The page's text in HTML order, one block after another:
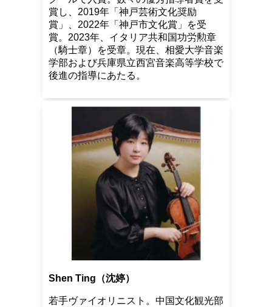
賞し、2019年「神戸芸術文化奨励
賞」、2022年「神戸市文化賞」を受
賞。2023年、イタリア共和国功労勲章
（騎士章）を受章。現在、相愛大学音楽
学部および兵庫県立西宮音楽高等学校で
後進の指導にあたる。
Shen Ting（沈婷）
若手ヴァイオリニスト。中国文化観光部